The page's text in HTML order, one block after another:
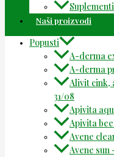
Naši proizvodi
Popusti
A-derma
A-derma
Alivit cink,
31/08
Apivita
Apivita
Avene
Avene sun